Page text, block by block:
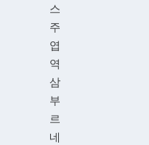
스
주
엽
역
삼
부
르
네